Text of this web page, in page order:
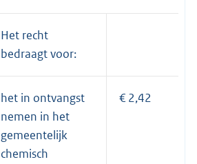
Het recht
bedraagt voor:
het in ontvangst
nemen in het
gemeentelijk
chemisch
€ 2,42